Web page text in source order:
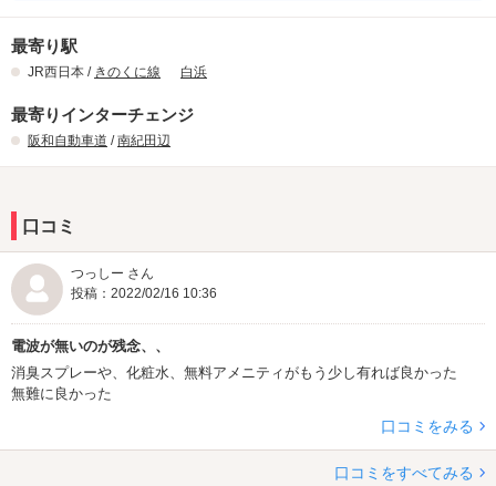
最寄り駅
JR西日本 / きのくに線 白浜
最寄りインターチェンジ
阪和自動車道 /南紀田辺
口コミ
つっしー さん
投稿：2022/02/16 10:36
電波が無いのが残念、、
消臭スプレーや、化粧水、無料アメニティがもう少し有れば良かった
無難に良かった
口コミをみる
口コミをすべてみる